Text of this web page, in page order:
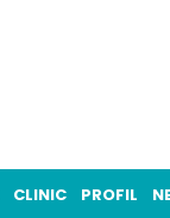
CLINIC PROFIL